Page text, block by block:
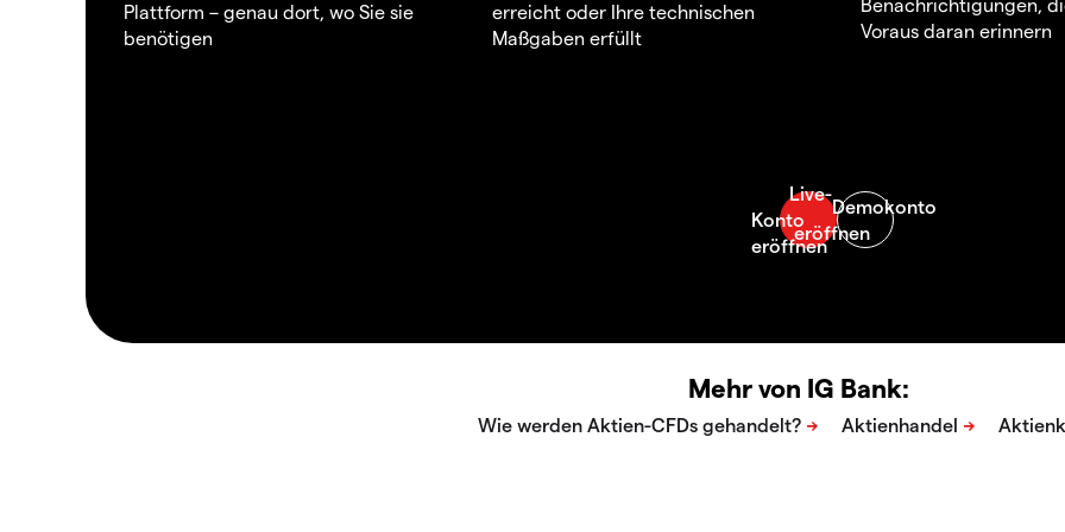
Plattform – genau dort, wo Sie sie
benötigen
erreicht oder Ihre technischen
Maßgaben erfüllt
Voraus daran erinnern
Mehr von IG Bank: